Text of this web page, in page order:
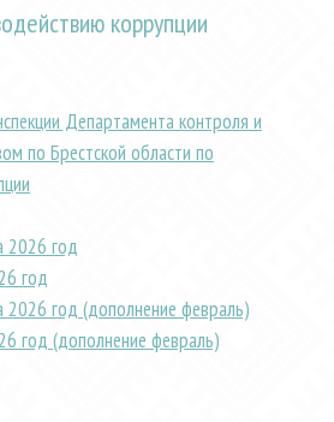
коррупции
Департамента контроля и
по Брестской области по
2026 год
год
2026 год (дополнение февраль)
год (дополнение февраль)